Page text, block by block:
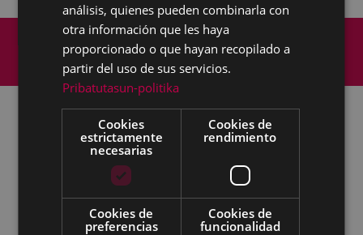
Mapa del Sitio
Aviso legal
Política de cookies
Contacto
Accesibilidad
Todas las redes sociales del Ayuntamiento
Eibarko Udala - Untzaga plaza, 1 | 20600 Eibar
pegora@eibar.eus
IFZ: P2003100A | DIR3 L01200300
análisis, quienes pueden combinarla con
otra información que les haya
proporcionado o que hayan recopilado a
partir del uso de sus servicios.
Pribatutasun-politika
Cookies
estrictamente
necesarias
Cookies de
rendimiento
Cookies de
preferencias
Cookies de
funcionalidad